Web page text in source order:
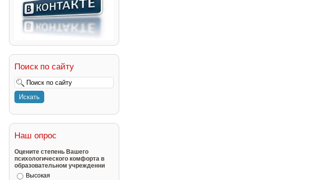
Поиск по сайту
Наш опрос
Оцените степень Вашего
психологического комфорта в
образовательном учрежденни
Высокая